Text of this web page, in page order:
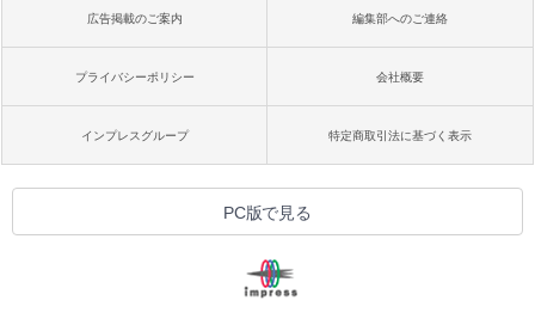
広告掲載のご案内 編集部へのご連絡
プライバシーポリシー 会社概要
インプレスグループ 特定商取引法に基づく表示
PC版で見る